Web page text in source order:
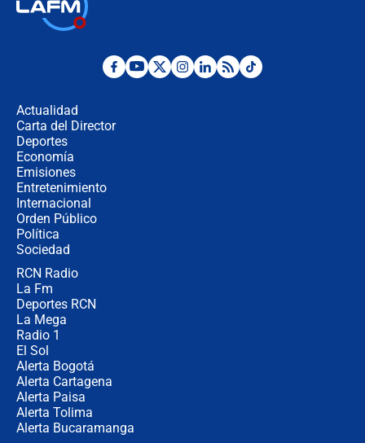
Posesión de Abelardo De La Espriella
Actualidad
Carta del Director
Deportes
Economía
Emisiones
Entretenimiento
Internacional
Orden Público
Política
Sociedad
RCN Radio
La Fm
Deportes RCN
La Mega
Radio 1
El Sol
Alerta Bogotá
Alerta Cartagena
Alerta Paisa
Alerta Tolima
Alerta Bucaramanga